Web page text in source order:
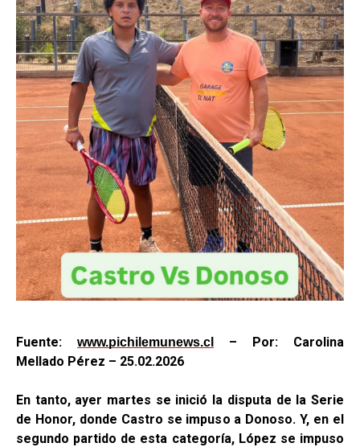
Fuente: www.pichilemunews.cl
– Por: Carolina
Mellado Pérez – 25.02.2026
En tanto, ayer martes se inició la disputa de la Serie
de Honor, donde Castro se impuso a Donoso. Y, en el
segundo partido de esta categoría, López se impuso